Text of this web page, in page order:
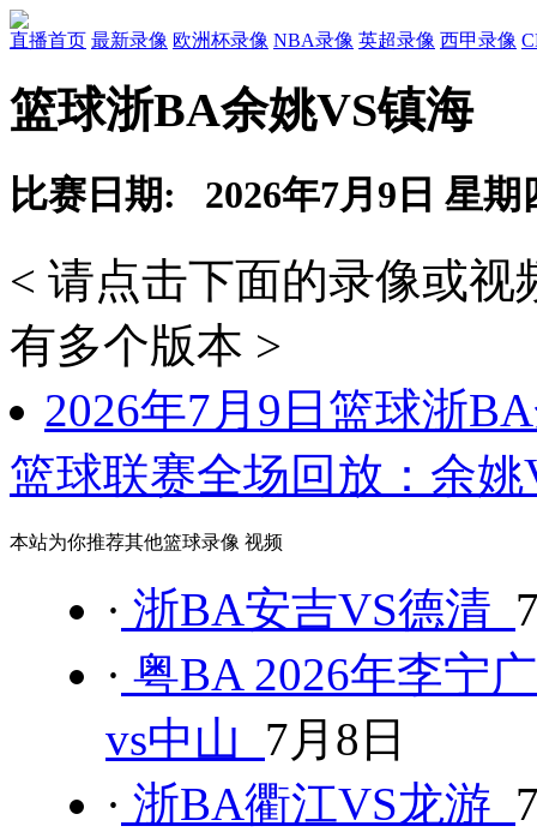
直播首页 最新录像 欧洲杯录像 NBA录像 英超录像 西甲录像
篮球浙BA余姚VS镇海
比赛日期: 2026年7月9日 星期
< 请点击下面的录像或
有多个版本 >
2026年7月9日篮球浙
篮球联赛全场回放：余
本站为你推荐其他篮球录像 视频
· 浙BA安吉VS德清
· 粤BA 2026年李宁
vs中山 7月8日
· 浙BA衢江VS龙游